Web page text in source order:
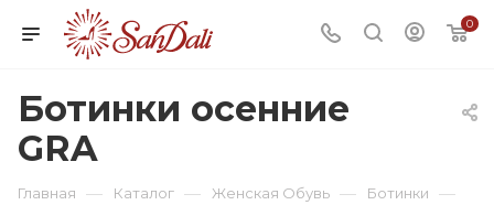
0
Ботинки осенние
GRA
Главная — Каталог — Женская Обувь — Ботинки —